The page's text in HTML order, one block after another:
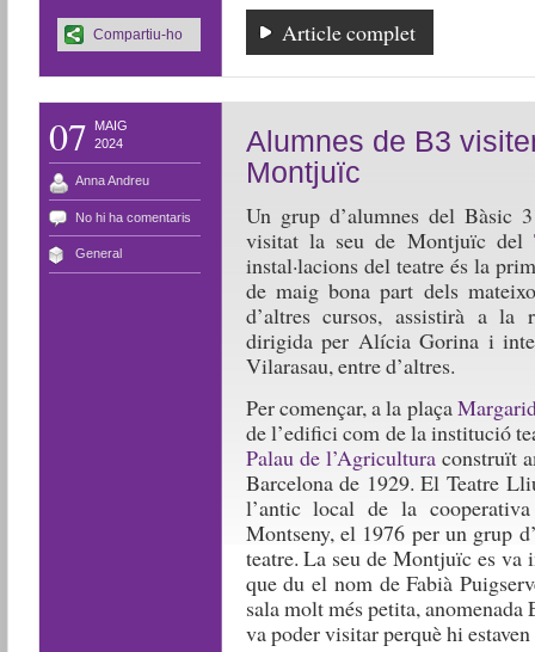
Article complet
Compartiu-ho
07
MAIG
2024
Anna Andreu
No hi ha comentaris
General
Alumnes de B3
Montjuïc
Un grup d’alumnes del Bàsic
visitat la seu de Montjuïc del
instal·lacions del teatre és la
de maig bona part dels
d’altres cursos, assistirà a la
dirigida per Alícia Gorina i
Vilarasau, entre d’altres.
Per començar, a la plaça
de l’edifici com de la institució
Palau de l’Agriculturaconstruït
Barcelona de 1929. El Teatre
l’antic local de la
Montseny, el 1976 per un grup
teatre. La seu de Montjuïc es va
que du el nom de Fabià
sala molt més petita,
va poder visitar perquè hi